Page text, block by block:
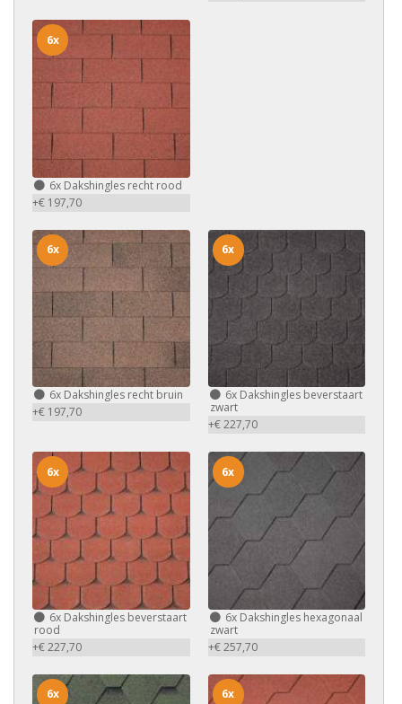
6x Dakshingles recht rood
+€ 197,70
6x
6x Dakshingles recht bruin
+€ 197,70
6x
6xDakshingles beverstaart
zwart
+€ 227,70
6x
6x Dakshingles beverstaart
rood
+€ 227,70
6x
6xDakshingles hexagonaal
zwart
+€ 257,70
6x
6x 6x